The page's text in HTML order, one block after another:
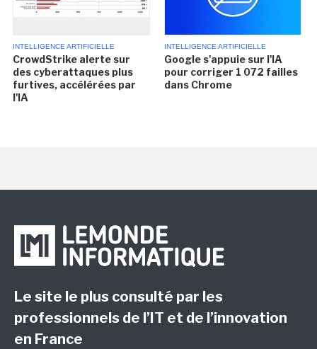
INTELLIGENCE ARTIFICIELLE
CrowdStrike alerte sur
des cyberattaques plus
furtives, accélérées par
l'IA
INTELLIGENCE ARTIFICIELLE
Google s'appuie sur l'IA
pour corriger 1 072 failles
dans Chrome
Le site le plus consulté par les
professionnels de l’IT et de l’innovation
en France